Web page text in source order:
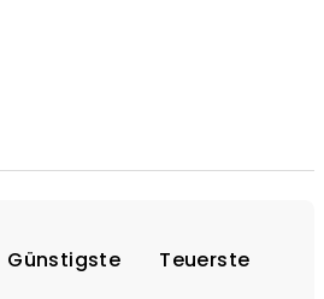
Günstigste Teuerste